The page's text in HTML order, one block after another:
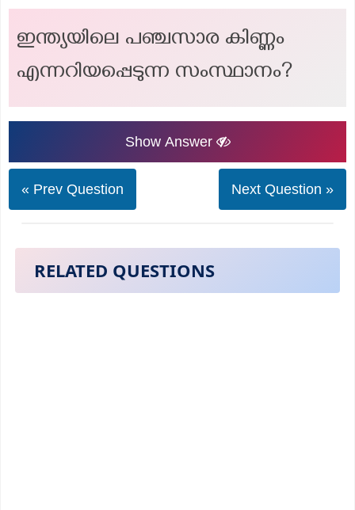
ഇന്ത്യയിലെ പഞ്ചസാര കിണ്ണം
എന്നറിയപ്പെടുന്ന സംസ്ഥാനം?
Show Answer
« Prev Question Next Question »
RELATED QUESTIONS